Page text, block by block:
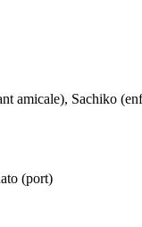
amicale), Sachiko
(port)